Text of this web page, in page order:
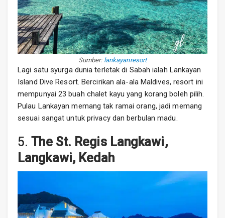
Sumber: lankayanresort
Lagi satu syurga dunia terletak di Sabah ialah Lankayan
Island Dive Resort. Bercirikan ala-ala Maldives, resort ini
mempunyai 23 buah chalet kayu yang korang boleh pilih.
Pulau Lankayan memang tak ramai orang, jadi memang
sesuai sangat untuk privacy dan berbulan madu.
5.The St. Regis Langkawi,
Langkawi, Kedah